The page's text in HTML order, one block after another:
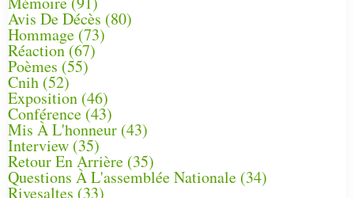
Avis De Décès (80)
Hommage (73)
Réaction(67)
Poèmes (55)
Cnih (52)
Exposition (46)
Conférence(43)
Mis À L'honneur (43)
Interview (35)
Retour En Arrière (35)
Questions À L'assemblée Nationale (34)
Rivesaltes (33)